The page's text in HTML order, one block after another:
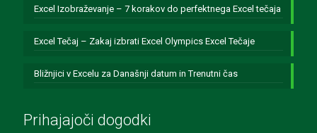
Excel Izobraževanje – 7 korakov do perfektnega Excel tečaja
Excel Tečaj – Zakaj izbrati Excel Olympics Excel Tečaje
Bližnjici v Excelu za Današnji datum in Trenutni čas
Prihajajoči dogodki